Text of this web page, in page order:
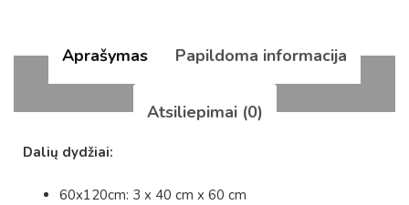
Aprašymas Papildoma informacija
Atsiliepimai (0)
Dalių dydžiai:
60x120cm: 3 x 40 cm x 60 cm